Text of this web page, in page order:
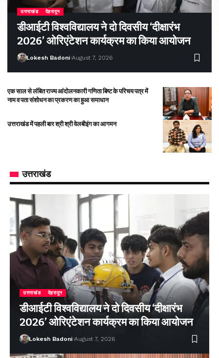
उत्तराखंड देहरादून
डीआईटी विश्वविद्यालय ने दो दिवसीय ‘दीक्षारंभ
2026’ ओरिएंटेशन कार्यक्रम का किया आयोजन
Lokesh Badoni August 7, 2026
एक साल से लंबित राज्य आंदोलनकारी गणिता बिष्ट के परिचय पत्र में
नाम व पता संशोधन का प्रकरण का हुआ समाधान
उत्तराखंड में पहली बार श्री श्री वेलबीइंग का आगमन
उत्तराखंड
उत्तराखंड देहरादून
डीआईटी विश्वविद्यालय ने दो दिवसीय ‘दीक्षारंभ
2026’ ओरिएंटेशन कार्यक्रम का किया आयोजन
Lokesh Badoni August 7, 2026